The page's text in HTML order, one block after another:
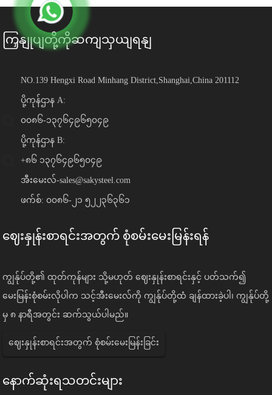
ကြှနျုပျတို့ကိုဆကျသှယျရနျ
NO.139 Hengxi Road Minhang District,Shanghai,China 201112
ပို့ကုန်ဌာန A:
၀၀၈၆-၁၃၇၆၄၉၆၅၀၄၉
ပို့ကုန်ဌာန B:
+၈၆ ၁၃၇၆၄၉၆၅၀၄၉
အီးမေးလ်-sales@sakysteel.com
ဖက်စ်: ၀၀၈၆-၂၁ ၅၂၂၃၆၃၆၁
ဈေးနှုန်းစာရင်းအတွက် စုံစမ်းမေးမြန်းရန်
ကျွန်ုပ်တို့၏ ထုတ်ကုန်များ သို့မဟုတ် ဈေးနှုန်းစာရင်းနှင့် ပတ်သက်၍
မေးမြန်းစုံစမ်းလိုပါက သင့်အီးမေးလ်ကို ကျွန်ုပ်တို့ထံ ချန်ထားခဲ့ပါ၊ ကျွန်ုပ်တို့
မှ ၈ နာရီအတွင်း ဆက်သွယ်ပါမည်။
ဈေးနှုန်းစာရင်းအတွက် စုံစမ်းမေးမြန်းခြင်း
နောက်ဆုံးရသတင်းများ